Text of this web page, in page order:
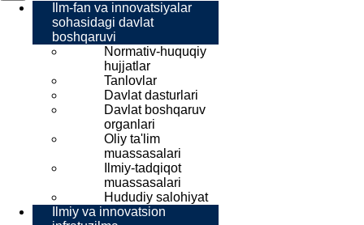
Ilm-fan va innovatsiyalar
sohasidagi davlat
boshqaruvi
Normativ-huquqiy
hujjatlar
Tanlovlar
Davlat dasturlari
Davlat boshqaruv
organlari
Oliy ta'lim
muassasalari
Ilmiy-tadqiqot
muassasalari
Hududiy salohiyat
Ilmiy va innovatsion